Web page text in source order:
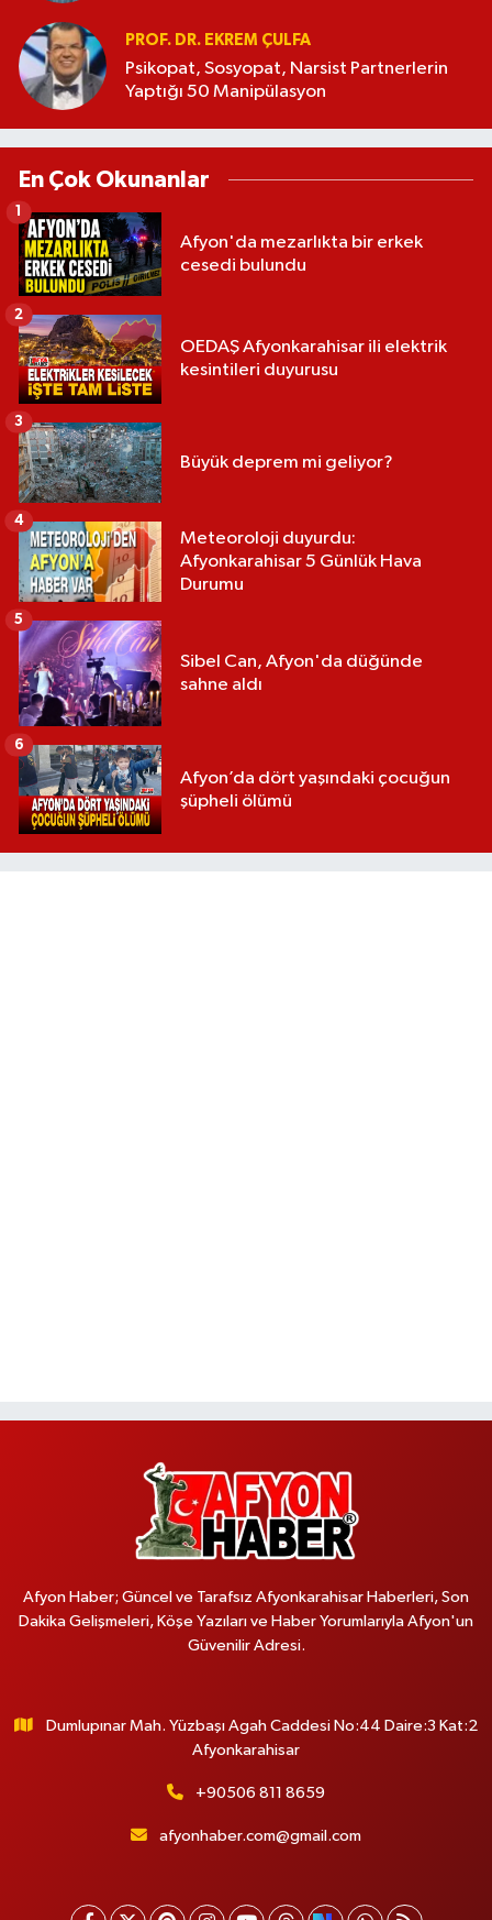
PROF. DR. EKREM ÇULFA
Psikopat, Sosyopat, Narsist Partnerlerin
Yaptığı 50 Manipülasyon
En Çok Okunanlar
Afyon'da mezarlıkta bir erkek
cesedi bulundu
1
OEDAŞ Afyonkarahisar ili elektrik
kesintileri duyurusu
2
Büyük deprem mi geliyor?
3
Meteoroloji duyurdu:
Afyonkarahisar 5 Günlük Hava
Durumu
4
Sibel Can, Afyon'da düğünde
sahne aldı
5
Afyon’da dört yaşındaki çocuğun
şüpheli ölümü
6
Afyon Haber; Güncel ve Tarafsız Afyonkarahisar Haberleri, Son
Dakika Gelişmeleri, Köşe Yazıları ve Haber Yorumlarıyla Afyon'un
Güvenilir Adresi.
Dumlupınar Mah. Yüzbaşı Agah Caddesi No:44 Daire:3 Kat:2
Afyonkarahisar
+90506 811 8659
afyonhaber.com@gmail.com